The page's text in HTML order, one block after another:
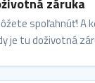
spoľahnúť! A
je tu doživotná